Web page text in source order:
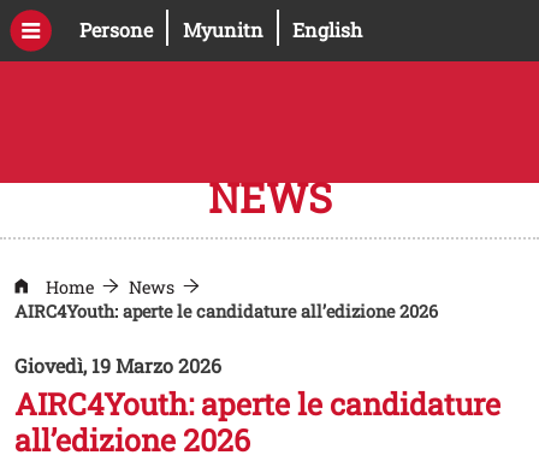
Salta al contenuto principale
PersoneApri il link in una nuova finestra
MyunitnApri il link in una nuova
English
NEWS
Home
News
AIRC4Youth: aperte le candidature all’edizione 2026
Giovedì, 19 Marzo 2026
AIRC4Youth: aperte le candidature
all’edizione 2026